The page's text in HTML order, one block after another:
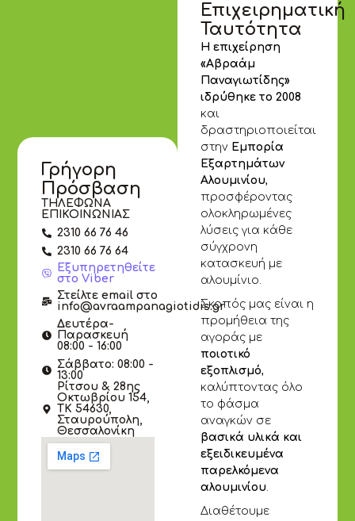
Επιχειρηματική
Ταυτότητα
Η επιχείρηση
«Αβραάμ
Παναγιωτίδης»
ιδρύθηκε το 2008
και
δραστηριοποιείται
στην Εμπορία
Εξαρτημάτων
Αλουμινίου,
προσφέροντας
ολοκληρωμένες
λύσεις για κάθε
σύγχρονη
κατασκευή με
αλουμίνιο.
Σκοπός μας είναι η
προμήθεια της
αγοράς με
ποιοτικό
εξοπλισμό,
καλύπτοντας όλο
το φάσμα
αναγκών σε
βασικά υλικά και
εξειδικευμένα
παρελκόμενα
αλουμινίου.
Διαθέτουμε
Γρήγορη
Πρόσβαση
ΤΗΛΕΦΩΝΑ
ΕΠΙΚΟΙΝΩΝΙΑΣ
2310 66 76 46
2310 66 76 64
Εξυπηρετηθείτε
στο Viber
Στείλτε email στο
info@avraampanagiotidis.gr
Δευτέρα-
Παρασκευή
08:00 - 16:00
Σάββατο: 08:00 -
13:00
Ρίτσου & 28ης
Οκτωβρίου 154,
ΤΚ 54630,
Σταυρούπολη,
Θεσσαλονίκη